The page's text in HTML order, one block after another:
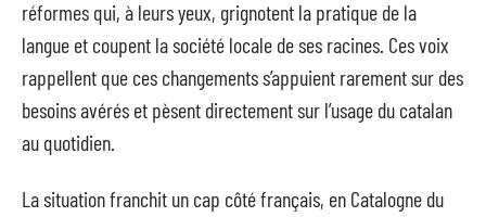
réformes qui, à leurs yeux, grignotent la pratique de la
langue et coupent la société locale de ses racines. Ces voix
rappellent que ces changements s’appuient rarement sur des
besoins avérés et pèsent directement sur l’usage du catalan
au quotidien.
La situation franchit un cap côté français, en Catalogne du